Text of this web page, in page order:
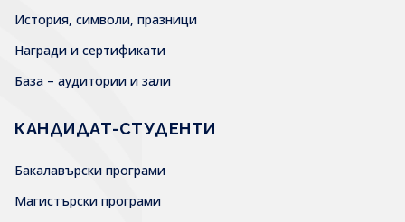
История, символи, празници
Награди и сертификати
База – аудитории и зали
КАНДИДАТ-СТУДЕНТИ
Бакалавърски програми
Магистърски програми